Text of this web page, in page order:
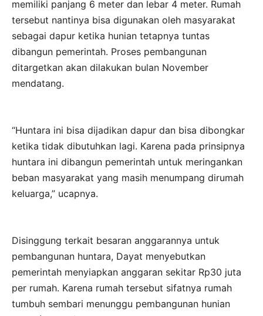
memiliki panjang 6 meter dan lebar 4 meter. Rumah
tersebut nantinya bisa digunakan oleh masyarakat
sebagai dapur ketika hunian tetapnya tuntas
dibangun pemerintah. Proses pembangunan
ditargetkan akan dilakukan bulan November
mendatang.
“Huntara ini bisa dijadikan dapur dan bisa dibongkar
ketika tidak dibutuhkan lagi. Karena pada prinsipnya
huntara ini dibangun pemerintah untuk meringankan
beban masyarakat yang masih menumpang dirumah
keluarga,” ucapnya.
Disinggung terkait besaran anggarannya untuk
pembangunan huntara, Dayat menyebutkan
pemerintah menyiapkan anggaran sekitar Rp30 juta
per rumah. Karena rumah tersebut sifatnya rumah
tumbuh sembari menunggu pembangunan hunian